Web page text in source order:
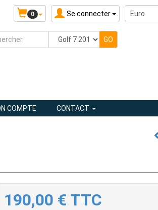
Se connecter
0
COMPTE CONTACT
190,00 € TTC